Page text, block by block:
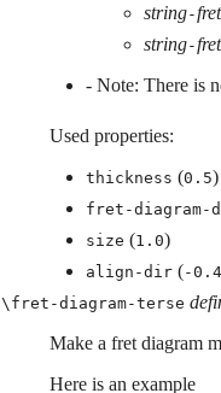
string-fret
string-fret
- Note: There is
Used properties:
thickness (0.5)
fret-diagram-
size (1.0)
align-dir (-0.4
\fret-diagram-terse
Make a fret diagram
Here is an example